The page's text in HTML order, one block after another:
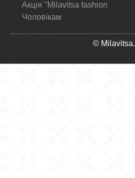
Акція "Milavitsa fashion
Чоловікам
© Milavitsa.